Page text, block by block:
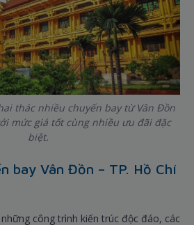
thác nhiều chuyến bay từ Vân Đồn
mức giá tốt cùng nhiều ưu đãi đặc
biệt.
bay Vân Đồn – TP. Hồ Chí
công trình kiến trúc độc đáo, các